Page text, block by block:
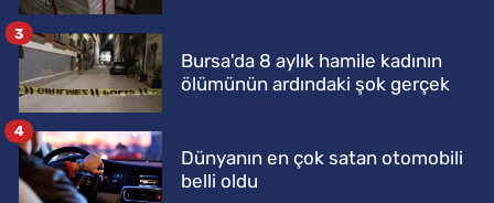
Bursa'da 8 aylık hamile kadının
ölümünün ardındaki şok gerçek
3
Dünyanın en çok satan otomobili
belli oldu
4